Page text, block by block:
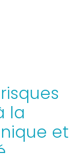
la
et